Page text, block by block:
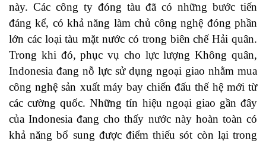
này. Các công ty đóng tàu đã có những bước tiến
đáng kể, có khả năng làm chủ công nghệ đóng phần
lớn các loại tàu mặt nước có trong biên chế Hải quân.
Trong khi đó, phục vụ cho lực lượng Không quân,
Indonesia đang nỗ lực sử dụng ngoại giao nhằm mua
công nghệ sản xuất máy bay chiến đấu thế hệ mới từ
các cường quốc. Những tín hiệu ngoại giao gần đây
của Indonesia đang cho thấy nước này hoàn toàn có
khả năng bổ sung được điểm thiếu sót còn lại trong